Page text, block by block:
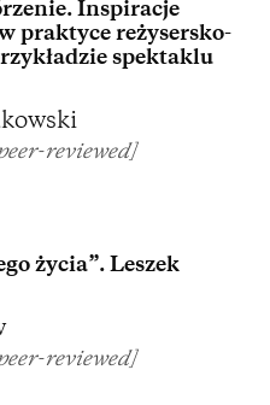
Inspiracje
praktyce reżysersko-
spektaklu
reviewed]
życia”. Leszek
reviewed]